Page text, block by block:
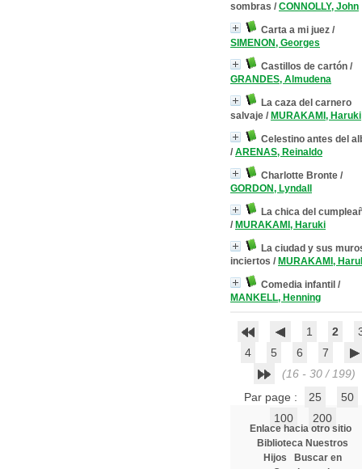
sombras / CONNOLLY, John
Carta a mi juez /
SIMENON, Georges
Castillos de cartón /
GRANDES, Almudena
La caza del carnero
salvaje / MURAKAMI, Haruki
Celestino antes del
/ ARENAS, Reinaldo
Charlotte Bronte /
GORDON, Lyndall
La chica del
/ MURAKAMI, Haruki
La ciudad y sus
inciertos / MURAKAMI,
Comedia infantil /
MANKELL, Henning
1 2
4
5 6
7
(16 - 30 / 199)
Par page :
25
50
100
200
Enlace hacia otro sitio
Biblioteca Nuestros
Hijos
Buscar en